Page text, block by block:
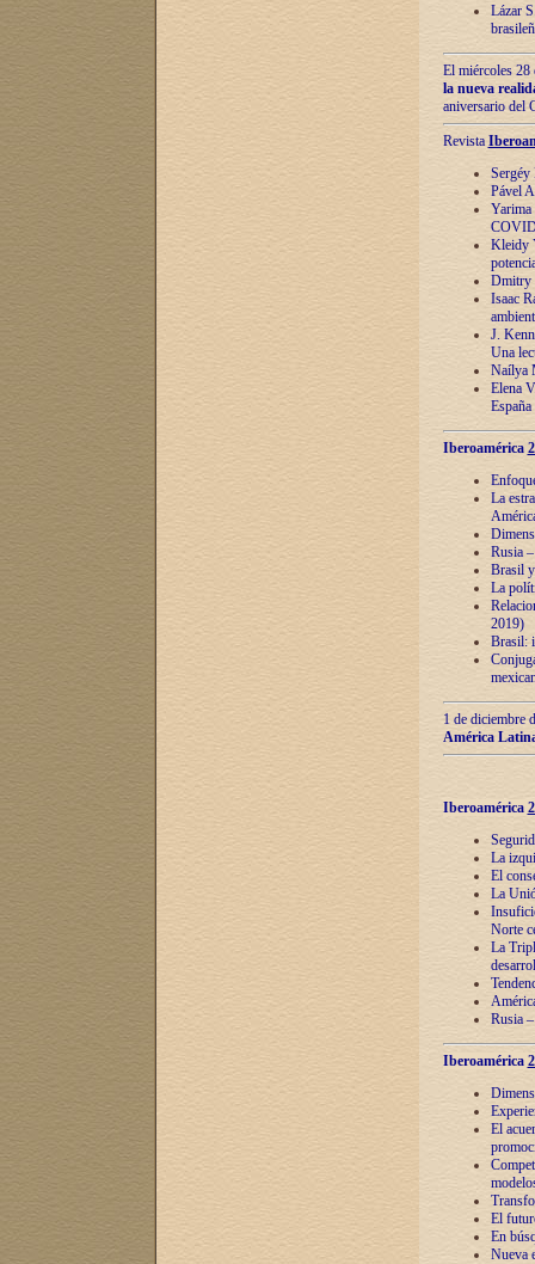
Lázar
El miércoles 28
la nueva
aniversario del
Revista
Sergéy
Pável
Yarima
Kleidy
Dmitry
Isaac
J.
Una
Naílya
Elena
España
Iberoamérica
La
Rusia
Brasil
La
2019)
Brasil:
1 de diciembre
América
Iberoamérica
La
El
La
Norte
La
Rusia
Iberoamérica
El
El
En
Nueva